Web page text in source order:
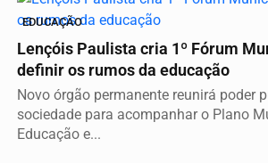
EDUCAÇÃO
Lençóis Paulista cria 1º Fórum
definir os rumos da educação
Novo órgão permanente reunirá poder
sociedade para acompanhar o Plano
Educação e...